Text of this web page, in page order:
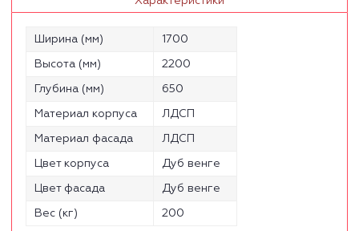
Ширина (мм) 1700
Высота (мм) 2200
Глубина (мм) 650
Материал корпуса ЛДСП
Материал фасада ЛДСП
Цвет корпуса Дуб венге
Цвет фасада Дуб венге
Вес (кг) 200